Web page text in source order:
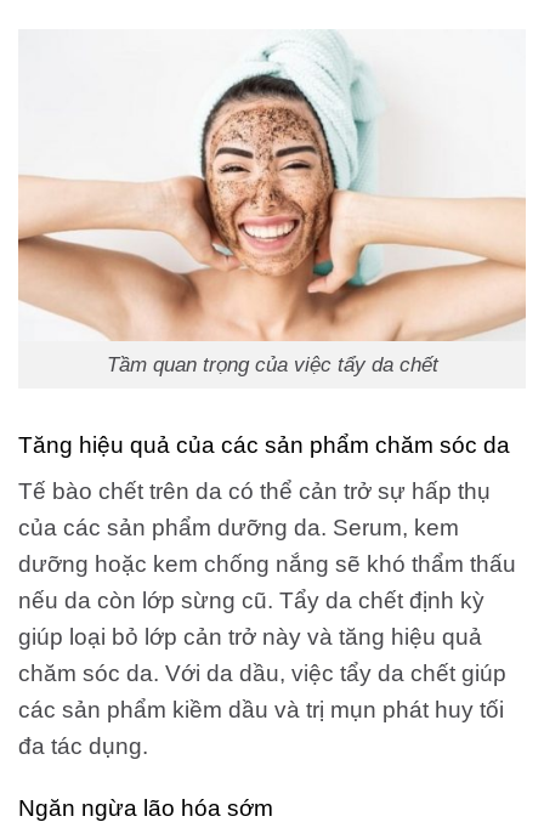
Tầm quan trọng của việc tẩy da chết
Tăng hiệu quả của các sản phẩm chăm sóc da
Tế bào chết trên da có thể cản trở sự hấp thụ
của các sản phẩm dưỡng da. Serum, kem
dưỡng hoặc kem chống nắng sẽ khó thẩm thấu
nếu da còn lớp sừng cũ. Tẩy da chết định kỳ
giúp loại bỏ lớp cản trở này và tăng hiệu quả
chăm sóc da. Với da dầu, việc tẩy da chết giúp
các sản phẩm kiềm dầu và trị mụn phát huy tối
đa tác dụng.
Ngăn ngừa lão hóa sớm